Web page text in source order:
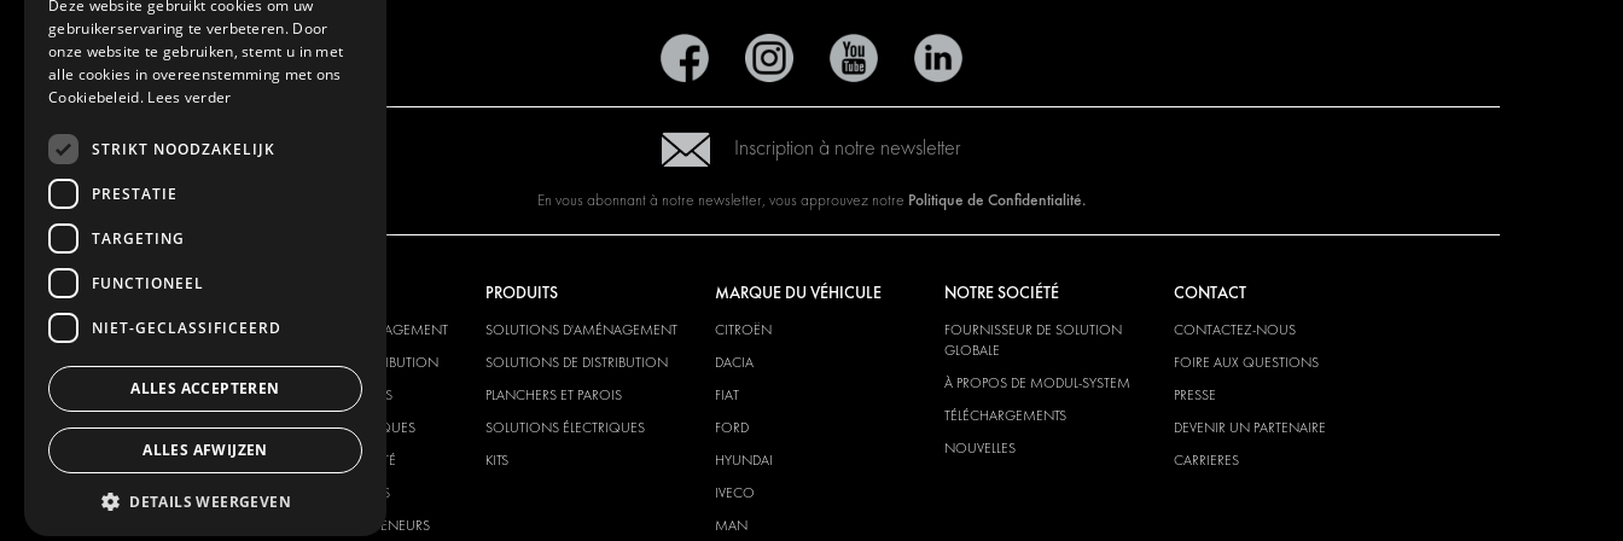
Inscription à notre newsletter
En vous abonnant à notre newsletter, vous approuvez notre Politique de Confidentialité.
SOLUTIONS D'AMÉNAGEMENT
SOLUTIONS DE DISTRIBUTION
PLANCHERS ET PAROIS
SOLUTIONS ÉLECTRIQUES
PRODUITS DE SÉCURITÉ
PRODUITS AUXILIAIRES
SYSTÈMES DE CONTENEURS
PRODUITS
SOLUTIONS D'AMÉNAGEMENT
SOLUTIONS DE DISTRIBUTION
PLANCHERS ET PAROIS
SOLUTIONS ÉLECTRIQUES
KITS
MARQUE DU VÉHICULE
CITROËN
DACIA
FIAT
FORD
HYUNDAI
IVECO
MAN
NOTRE SOCIÉTÉ
FOURNISSEUR DE SOLUTION
GLOBALE
À PROPOS DE MODUL-SYSTEM
TÉLÉCHARGEMENTS
NOUVELLES
CONTACT
CONTACTEZ-NOUS
FOIRE AUX QUESTIONS
PRESSE
DEVENIR UN PARTENAIRE
CARRIERES
Deze website gebruikt cookies om uw
gebruikerservaring te verbeteren. Door
onze website te gebruiken, stemt u in met
alle cookies in overeenstemming met ons
Cookiebeleid. Lees verder
STRIKT NOODZAKELIJK
PRESTATIE
TARGETING
FUNCTIONEEL
NIET-GECLASSIFICEERD
ALLES ACCEPTEREN
ALLES AFWIJZEN
DETAILS WEERGEVEN